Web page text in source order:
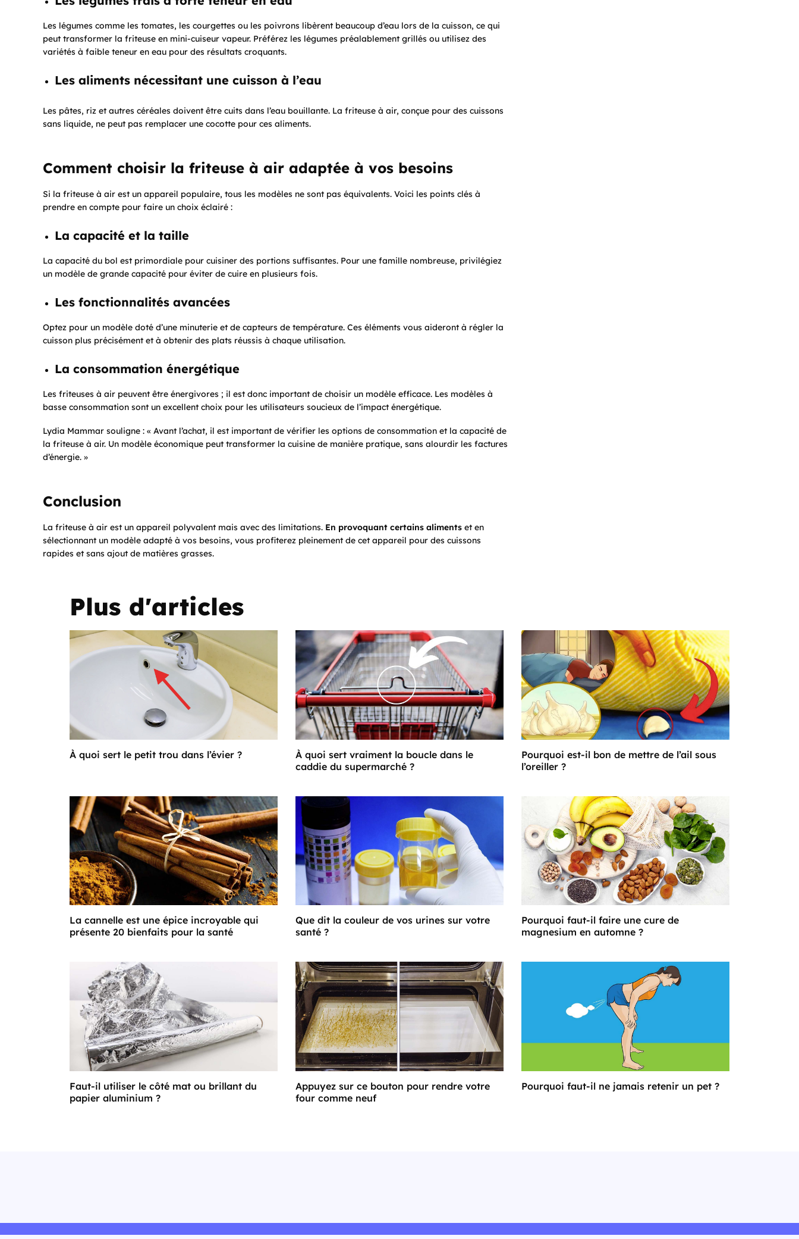
Les légumes comme les tomates, les courgettes ou les poivrons libèrent beaucoup d’eau lors de la cuisson, ce qui
peut transformer la friteuse en mini-cuiseur vapeur. Préférez les légumes préalablement grillés ou utilisez des
variétés à faible teneur en eau pour des résultats croquants.
Les aliments nécessitant une cuisson à l’eau
Les pâtes, riz et autres céréales doivent être cuits dans l’eau bouillante. La friteuse à air, conçue pour des cuissons
sans liquide, ne peut pas remplacer une cocotte pour ces aliments.
Comment choisir la friteuse à air adaptée à vos besoins
Si la friteuse à air est un appareil populaire, tous les modèles ne sont pas équivalents. Voici les points clés à
prendre en compte pour faire un choix éclairé :
La capacité et la taille
La capacité du bol est primordiale pour cuisiner des portions suffisantes. Pour une famille nombreuse, privilégiez
un modèle de grande capacité pour éviter de cuire en plusieurs fois.
Les fonctionnalités avancées
Optez pour un modèle doté d’une minuterie et de capteurs de température. Ces éléments vous aideront à régler la
cuisson plus précisément et à obtenir des plats réussis à chaque utilisation.
La consommation énergétique
Les friteuses à air peuvent être énergivores ; il est donc important de choisir un modèle efficace. Les modèles à
basse consommation sont un excellent choix pour les utilisateurs soucieux de l’impact énergétique.
Lydia Mammar souligne : « Avant l’achat, il est important de vérifier les options de consommation et la capacité de
la friteuse à air. Un modèle économique peut transformer la cuisine de manière pratique, sans alourdir les factures
d’énergie. »
Conclusion
La friteuse à air est un appareil polyvalent mais avec des limitations. En provoquant certains aliments et en
sélectionnant un modèle adapté à vos besoins, vous profiterez pleinement de cet appareil pour des cuissons
rapides et sans ajout de matières grasses.
Plus d'articles
À quoi sert le petit trou dans l’évier ?
À quoi sert vraiment la boucle dans le
caddie du supermarché ?
Pourquoi est-il bon de mettre de l’ail sous
l’oreiller ?
La cannelle est une épice incroyable qui
présente 20 bienfaits pour la santé
Que dit la couleur de vos urines sur votre
santé ?
Pourquoi faut-il faire une cure de
magnesium en automne ?
Faut-il utiliser le côté mat ou brillant du
papier aluminium ?
Appuyez sur ce bouton pour rendre votre
four comme neuf
Pourquoi faut-il ne jamais retenir un pet ?